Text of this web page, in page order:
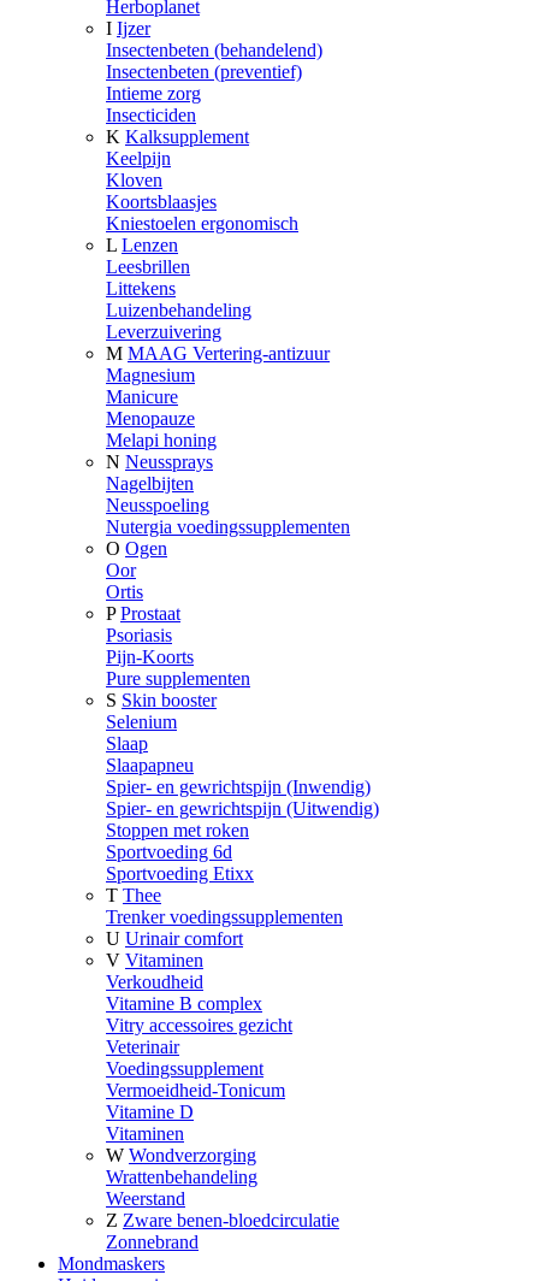
Herboplanet
I Ijzer
Insectenbeten (behandelend)
Insectenbeten (preventief)
Intieme zorg
Insecticiden
K Kalksupplement
Keelpijn
Kloven
Koortsblaasjes
Kniestoelen ergonomisch
L Lenzen
Leesbrillen
Littekens
Luizenbehandeling
Leverzuivering
M MAAG Vertering-antizuur
Magnesium
Manicure
Menopauze
Melapi honing
N Neussprays
Nagelbijten
Neusspoeling
Nutergia voedingssupplementen
O Ogen
Oor
Ortis
P Prostaat
Psoriasis
Pijn-Koorts
Pure supplementen
S Skin booster
Selenium
Slaap
Slaapapneu
Spier- en gewrichtspijn (Inwendig)
Spier- en gewrichtspijn (Uitwendig)
Stoppen met roken
Sportvoeding 6d
Sportvoeding Etixx
T Thee
Trenker voedingssupplementen
U Urinair comfort
V Vitaminen
Verkoudheid
Vitamine B complex
Vitry accessoires gezicht
Veterinair
Voedingssupplement
Vermoeidheid-Tonicum
Vitamine D
Vitaminen
W Wondverzorging
Wrattenbehandeling
Weerstand
Z Zware benen-bloedcirculatie
Zonnebrand
Mondmaskers